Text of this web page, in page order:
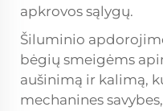
apkrovos sąlygų.
Šiluminio
bėgių smeigėms
aušinimą ir kalimą,
mechanines